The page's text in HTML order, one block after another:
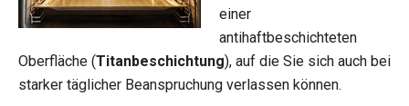
einer
antihaftbeschichteten
Oberfläche (Titanbeschichtung), auf die Sie sich auch bei
starker täglicher Beanspruchung verlassen können.